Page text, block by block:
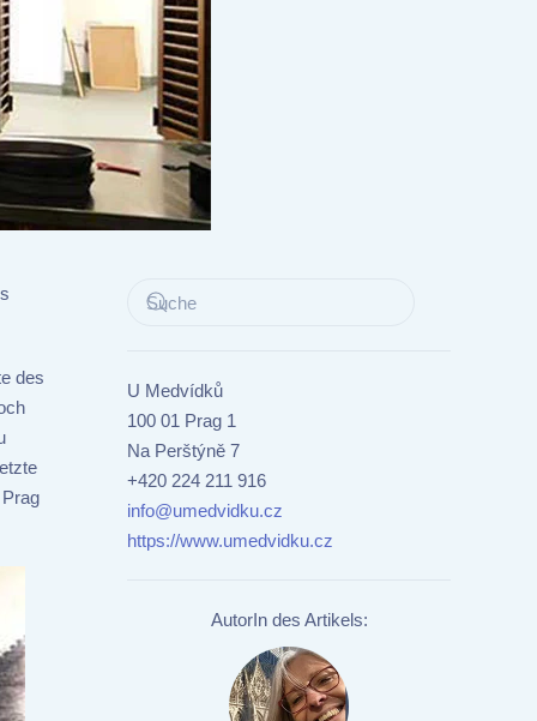
des
U Medvídků
100 01 Prag 1
Na Perštýně 7
+420 224 211 916
info@umedvidku.cz
https://www.umedvidku.cz
AutorIn des Artikels: